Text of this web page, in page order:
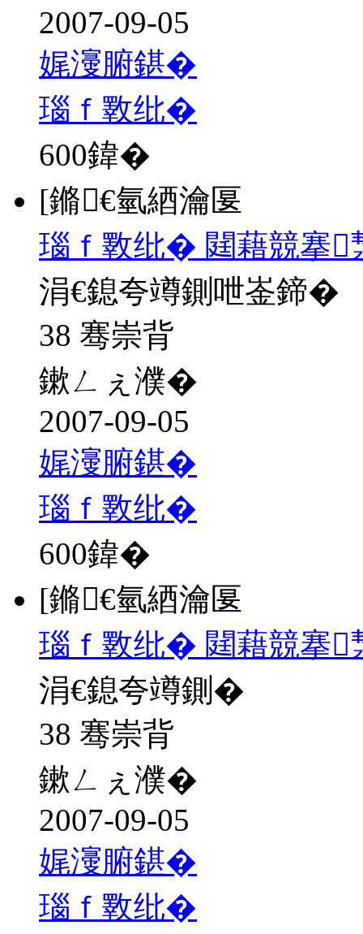
2007-09-05
娓濅腑鍖�
瑙ｆ斁纰�
600鍏�
[鏅€氫綇瀹匽
瑙ｆ斁纰� 閮藉競搴
涓€鎴夸竴鍘呭崟鍗�
38 骞崇背
鏉ㄥぇ濮�
2007-09-05
娓濅腑鍖�
瑙ｆ斁纰�
600鍏�
[鏅€氫綇瀹匽
瑙ｆ斁纰� 閮藉競搴
涓€鎴夸竴鍘�
38 骞崇背
鏉ㄥぇ濮�
2007-09-05
娓濅腑鍖�
瑙ｆ斁纰�